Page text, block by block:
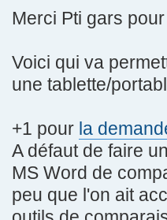
Merci Pti gars
Voici qui va
une tablette/
+1 pour la
A défaut de faire
MS Word de
peu que l'on ait